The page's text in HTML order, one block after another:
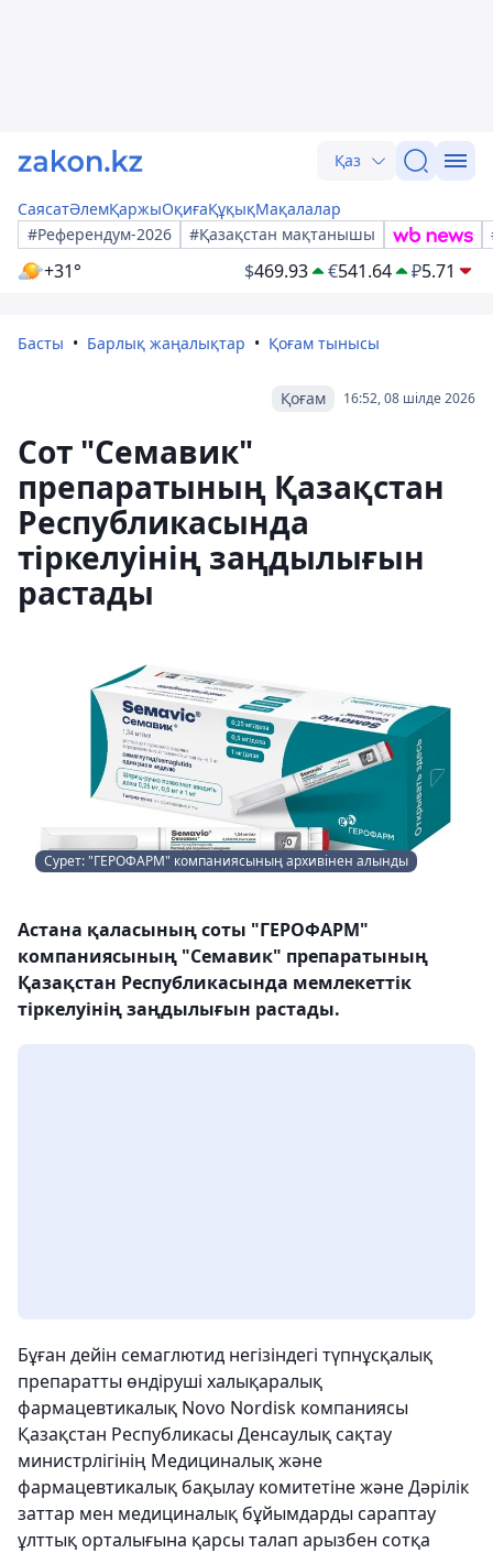
Қаз
СаясатӘлемҚаржыОқиғаҚұқықМақалалар
#Референдум-2026
#Қазақстан мақтанышы
+31° $469.93 €541.64 ₽5.71
Басты Барлық жаңалықтар Қоғам тынысы
16:52, 08 шілде 2026
Қоғам
Сот "Семавик"
препаратының Қазақстан
Республикасында
тіркелуінің заңдылығын
растады
Сурет: "ГЕРОФАРМ" компаниясының архивінен алынды
Астана қаласының соты "ГЕРОФАРМ"
компаниясының "Семавик" препаратының
Қазақстан Республикасында мемлекеттік
тіркелуінің заңдылығын растады.
Бұған дейін семаглютид негізіндегі түпнұсқалық
препаратты өндіруші халықаралық
фармацевтикалық Novo Nordisk компаниясы
Қазақстан Республикасы Денсаулық сақтау
министрлігінің Медициналық және
фармацевтикалық бақылау комитетіне және Дәрілік
заттар мен медициналық бұйымдарды сараптау
ұлттық орталығына қарсы талап арызбен сотқа